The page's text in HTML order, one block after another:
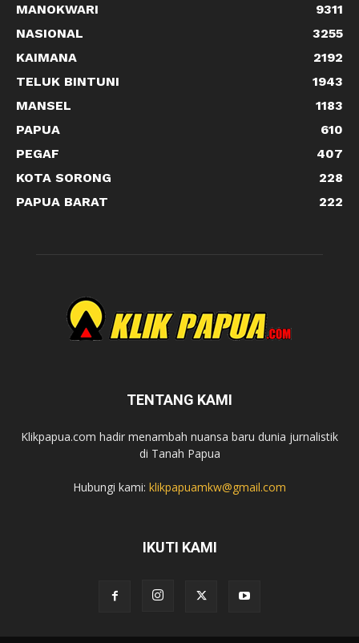
MANOKWARI
9311
NASIONAL
3255
KAIMANA
2192
TELUK BINTUNI
1943
MANSEL
1183
PAPUA
610
PEGAF
407
KOTA SORONG
228
PAPUA BARAT
222
TENTANG KAMI
Klikpapua.com hadir menambah nuansa baru dunia jurnalistik
di Tanah Papua
Hubungi kami: klikpapuamkw@gmail.com
IKUTI KAMI